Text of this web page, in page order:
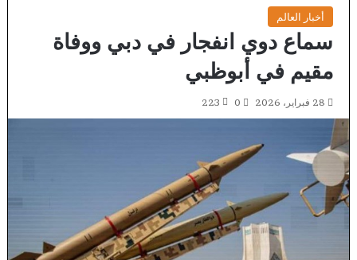
أخبار العالم
سماع دوي انفجار في دبي ووفاة
مقيم في أبوظبي
28 فبراير، 2026 0
223